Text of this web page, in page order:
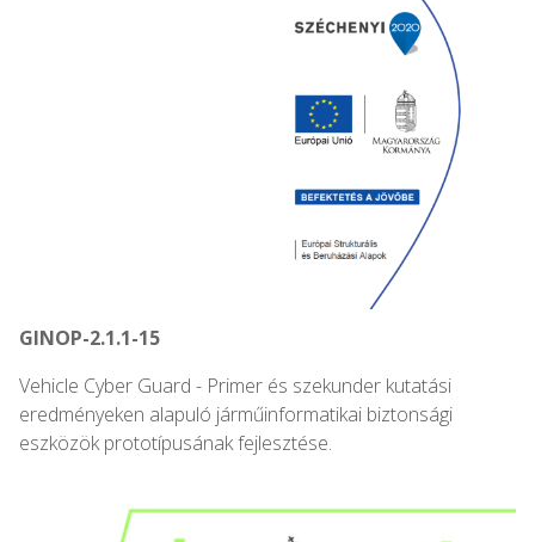
GINOP-2.1.1-15
Vehicle Cyber Guard - Primer és szekunder kutatási
eredményeken alapuló járműinformatikai biztonsági
eszközök prototípusának fejlesztése.